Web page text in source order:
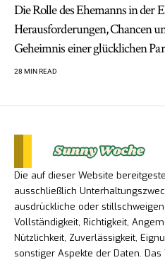
Die Rolle des Ehemanns in der
Herausforderungen, Chancen
Geheimnis einer glücklichen
28 MIN READ
Die auf dieser Website
ausschließlich
ausdrückliche oder
Vollständigkeit, Richtigkeit,
Nützlichkeit, Zuverlässigkeit,
sonstiger Aspekte der Daten.